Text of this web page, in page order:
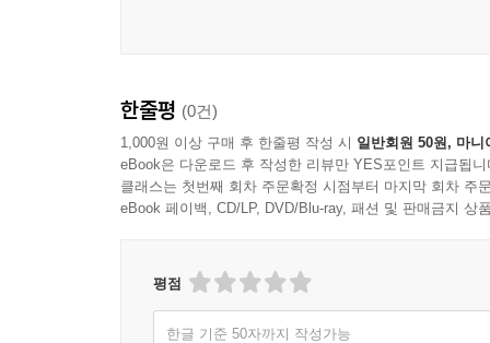
한줄평 (0건)
1,000원 이상 구매 후 한줄평 작성 시 일반회원 50원, 마니
eBook은 다운로드 후 작성한 리뷰만 YES포인트 지급됩니
클래스는 첫번째 회차 주문확정 시점부터 마지막 회차 주
eBook 페이백, CD/LP, DVD/Blu-ray, 패션 및 판매금지 상
평점
한글 기준 50자까지 작성가능